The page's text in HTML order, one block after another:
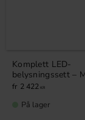
Komplett LED-
belysningssett –
2 422 KR
På lager